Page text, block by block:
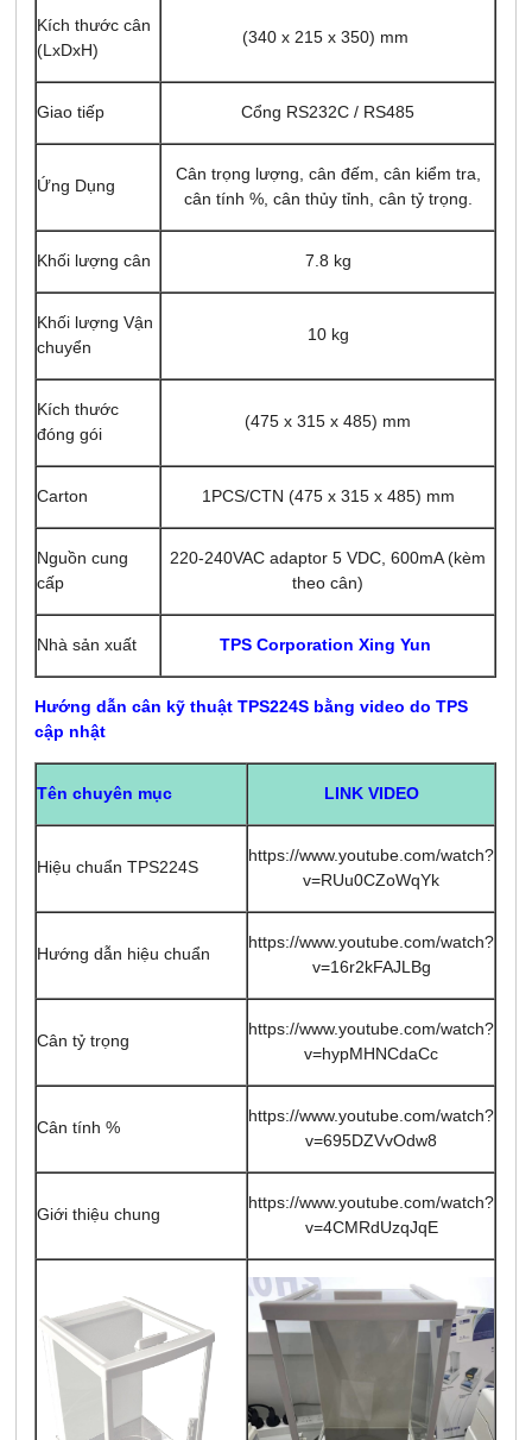
Kích thước cân
(LxDxH)
(340 x 215 x 350) mm
Giao tiếp Cổng RS232C / RS485
Ứng Dụng
Cân trọng lượng, cân đếm, cân kiểm tra,
cân tính %, cân thủy tỉnh, cân tỷ trọng.
Khối lượng cân 7.8 kg
Khối lượng Vận
chuyển
10 kg
Kích thước
đóng gói
(475 x 315 x 485) mm
Carton 1PCS/CTN (475 x 315 x 485) mm
Nguồn cung
cấp
220-240VAC adaptor 5 VDC, 600mA (kèm
theo cân)
Nhà sản xuất TPS Corporation Xing Yun
Hướng dẫn cân kỹ thuật TPS224S bằng video do TPS
cập nhật
Tên chuyên mục LINK VIDEO
Hiệu chuẩn TPS224S
https://www.youtube.com/watch?
v=RUu0CZoWqYk
Hướng dẫn hiệu chuẩn
https://www.youtube.com/watch?
v=16r2kFAJLBg
Cân tỷ trọng
https://www.youtube.com/watch?
v=hypMHNCdaCc
Cân tính %
https://www.youtube.com/watch?
v=695DZVvOdw8
Giới thiệu chung
https://www.youtube.com/watch?
v=4CMRdUzqJqE